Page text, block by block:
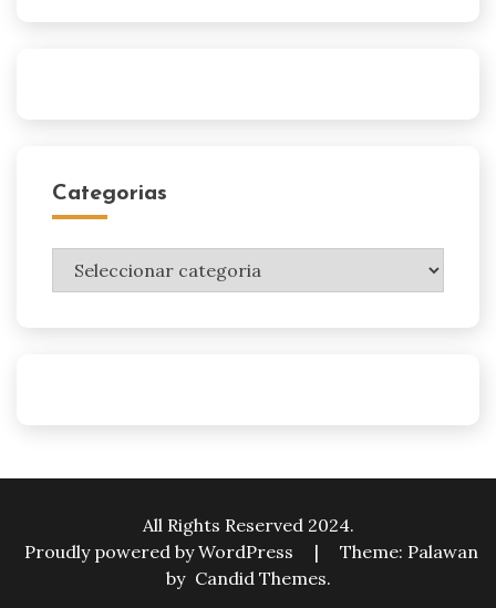
Categorias
Categorias
All Rights Reserved 2024.
Proudly powered by WordPress
|
Theme: Palawan
by Candid Themes.